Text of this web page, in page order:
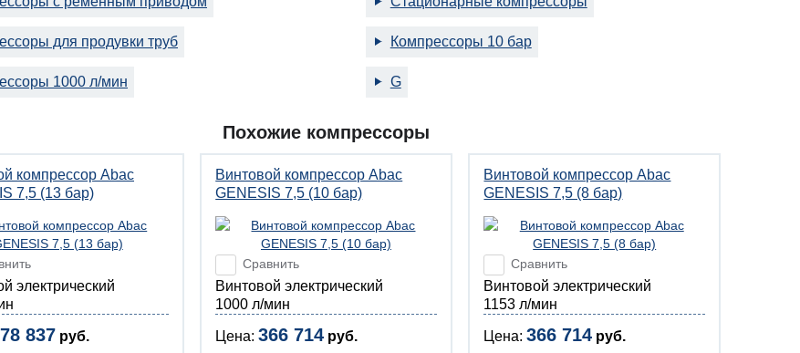
для продувки труб Компрессоры 10 бар
1000 л/мин G
Похожие компрессоры
компрессор Abac
7,5 (13 бар)
электрический
837 руб.
Винтовой компрессор Abac
GENESIS 7,5 (10 бар)
Сравнить
Винтовой электрический
1000 л/мин
Цена:366 714 руб.
Винтовой компрессор Abac
GENESIS 7,5 (8 бар)
Сравнить
Винтовой электрический
1153 л/мин
Цена:366 714 руб.